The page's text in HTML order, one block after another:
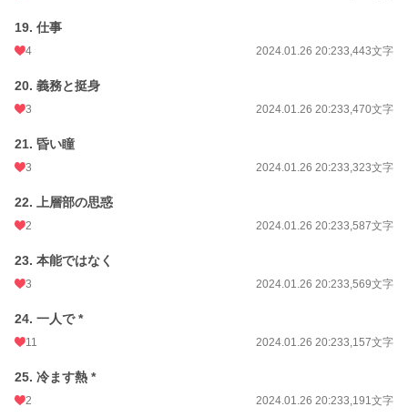
19. 仕事
4 2024.01.26 20:233,443文字
20. 義務と挺身
3 2024.01.26 20:233,470文字
21. 昏い瞳
3 2024.01.26 20:233,323文字
22. 上層部の思惑
2 2024.01.26 20:233,587文字
23. 本能ではなく
3 2024.01.26 20:233,569文字
24. 一人で *
11 2024.01.26 20:233,157文字
25. 冷ます熱 *
2 2024.01.26 20:233,191文字